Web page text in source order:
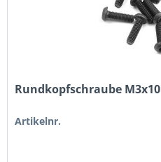
Rundkopfschraube M3x10
Artikelnr.